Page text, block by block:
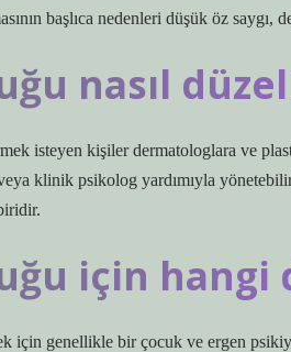
başlıca nedenleri düşük öz saygı,
nasıl
isteyen kişiler dermatologlara ve
klinik psikolog yardımıyla
için
için genellikle bir çocuk ve ergen